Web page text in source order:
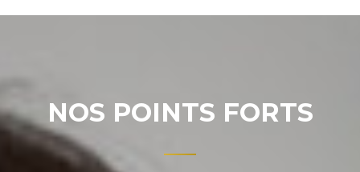
NOS POINTS FORTS